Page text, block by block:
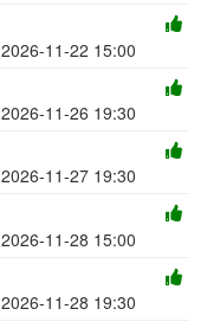
2026-11-22 15:00
2026-11-26 19:30
2026-11-27 19:30
2026-11-28 15:00
2026-11-28 19:30